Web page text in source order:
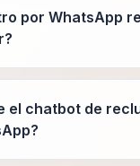
por WhatsApp
el chatbot de